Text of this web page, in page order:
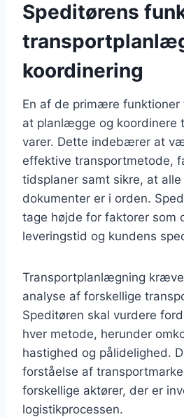
Speditørens
koordinering
En af de primære funktioner
at planlægge og koordinere
varer. Dette indebærer at
effektive transportmetode,
tidsplaner samt sikre, at
dokumenter er i orden.
tage højde for faktorer som
leveringstid og kundens
Transportplanlægning
analyse af forskellige
Speditøren skal vurdere
hver metode, herunder
hastighed og pålidelighed.
forståelse af
forskellige aktører, der er
logistikprocessen.